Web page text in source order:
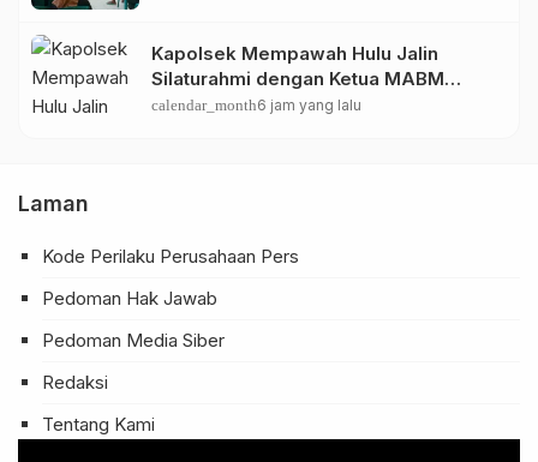
Kapolsek Mempawah Hulu Jalin
Silaturahmi dengan Ketua MABM
Kecamatan Mempawah Hulu
calendar_month6 jam yang lalu
Laman
Kode Perilaku Perusahaan Pers
Pedoman Hak Jawab
Pedoman Media Siber
Redaksi
Tentang Kami